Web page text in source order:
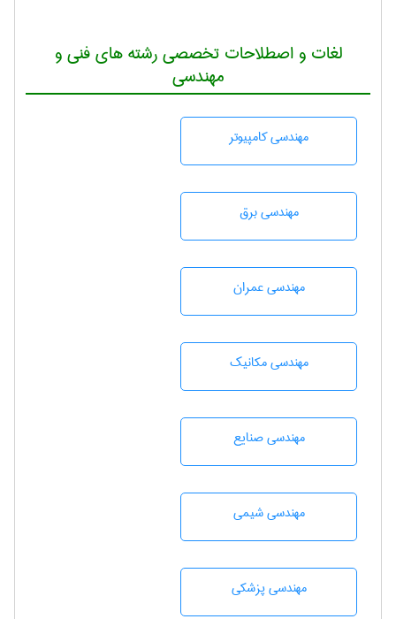
لغات و اصطلاحات تخصصی رشته های فنی و
مهندسی
مهندسی كامپيوتر
مهندسی برق
مهندسی عمران
مهندسی مکانیک
مهندسی صنايع
مهندسي شيمی
مهندسی پزشکی